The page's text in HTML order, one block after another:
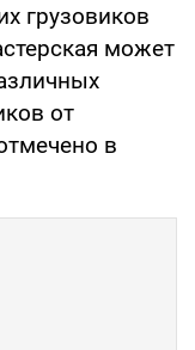
грузовиков
может
от
в